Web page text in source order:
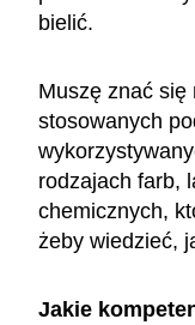
bielić.
Muszę znać się
stosowanych
rodzajach farb,
chemicznych,
żeby wiedzieć,
Jakie